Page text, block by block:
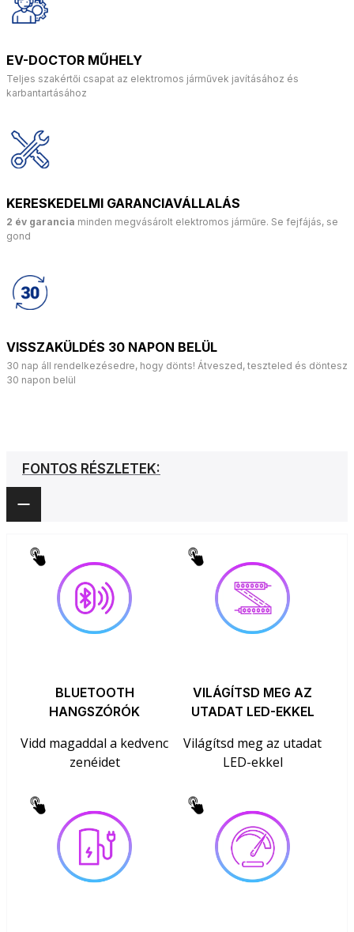
EV-DOCTOR MŰHELY
Teljes szakértői csapat az elektromos járművek javításához és
karbantartásához
KERESKEDELMI GARANCIAVÁLLALÁS
2 év garancia minden megvásárolt elektromos járműre. Se fejfájás, se
gond
VISSZAKÜLDÉS 30 NAPON BELÜL
30 nap áll rendelkezésedre, hogy dönts! Átveszed, teszteled és döntesz
30 napon belül
FONTOS RÉSZLETEK:
BLUETOOTH
HANGSZÓRÓK
Vidd magaddal a kedvenc
zenéidet
VILÁGÍTSD MEG AZ
UTADAT LED-EKKEL
Világítsd meg az utadat
LED-ekkel